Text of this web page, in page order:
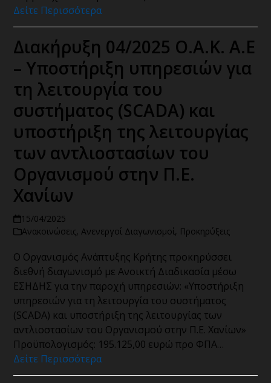
Δείτε Περισσότερα
Διακήρυξη 04/2025 Ο.Α.Κ. Α.Ε
– Υποστήριξη υπηρεσιών για
τη λειτουργία του
συστήματος (SCADA) και
υποστήριξη της λειτουργίας
των αντλιοστασίων του
Οργανισμού στην Π.Ε.
Χανίων
15/04/2025
Ανακοινώσεις,Ανενεργοί Διαγωνισμοί, Προκηρύξεις
Ο Οργανισμός Ανάπτυξης Κρήτης προκηρύσσει
διεθνή διαγωνισμό με Ανοικτή Διαδικασία μέσω
ΕΣΗΔΗΣ για την παροχή υπηρεσιών: «Υποστήριξη
υπηρεσιών για τη λειτουργία του συστήματος
(SCADA) και υποστήριξη της λειτουργίας των
αντλιοστασίων του Οργανισμού στην Π.Ε. Χανίων»
Προϋπολογισμός: 195.125,00 ευρώ προ ΦΠΑ…
Δείτε Περισσότερα